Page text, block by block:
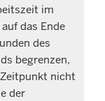
im
das Ende
des
begrenzen,
nicht
der